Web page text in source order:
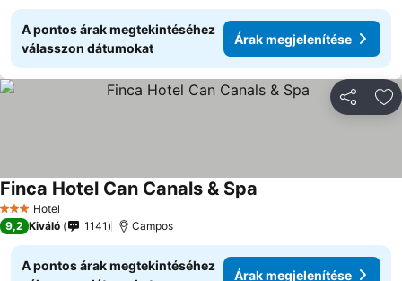
A pontos árak megtekintéséhez
válasszon dátumokat
Árak megjelenítése
3 Kategória
Hotel
Finca Hotel Can Canals & Spa
9,2 Kiváló 1141 Campos
A pontos árak megtekintéséhez
Árak megjelenítése